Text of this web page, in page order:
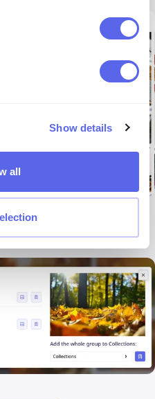
Show details
all
ใจทั้งหมดของภาพฤดูใบไม้
คุณเพียงแค่ต้องสร้างบัญชี.